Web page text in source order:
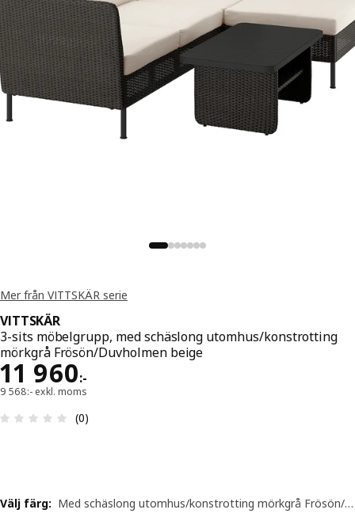
Mer från VITTSKÄR serie
VITTSKÄR
3-sits möbelgrupp, med schäslong utomhus/konstrotting
mörkgrå Frösön/Duvholmen beige
11 960:-
Pris 11960:-
9 568:- exkl. moms
Recension: 0 utav 5 stjärnor. Totalt antal
(0)
Välj färg: Med schäslong utomhus/konstrotting mörkgrå Frösön/Duvholmen beige